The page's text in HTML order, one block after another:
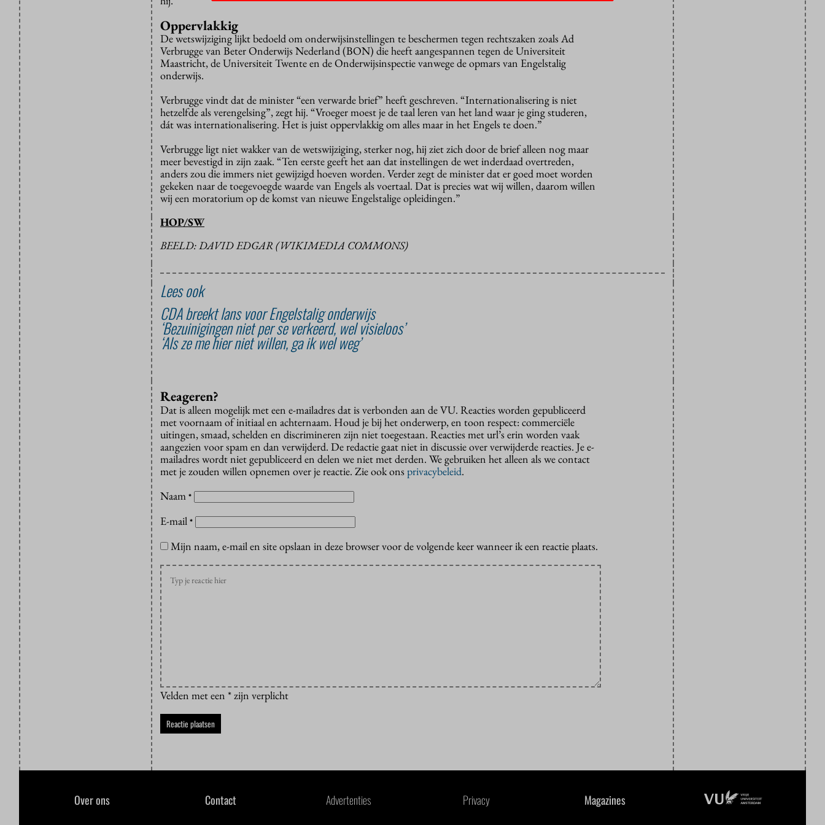
Oppervlakkig
De wetswijziging lijkt bedoeld om onderwijsinstellingen te beschermen tegen rechtszaken zoals Ad
Verbrugge van Beter Onderwijs Nederland (BON) die heeft aangespannen tegen de Universiteit
Maastricht, de Universiteit Twente en de Onderwijsinspectie vanwege de opmars van Engelstalig
onderwijs.
Verbrugge vindt dat de minister “een verwarde brief” heeft geschreven. “Internationalisering is niet
hetzelfde als verengelsing”, zegt hij. “Vroeger moest je de taal leren van het land waar je ging studeren,
dát was internationalisering. Het is juist oppervlakkig om alles maar in het Engels te doen.”
Verbrugge ligt niet wakker van de wetswijziging, sterker nog, hij ziet zich door de brief alleen nog maar
meer bevestigd in zijn zaak. “Ten eerste geeft het aan dat instellingen de wet inderdaad overtreden,
anders zou die immers niet gewijzigd hoeven worden. Verder zegt de minister dat er goed moet worden
gekeken naar de toegevoegde waarde van Engels als voertaal. Dat is precies wat wij willen, daarom willen
wij een moratorium op de komst van nieuwe Engelstalige opleidingen.”
HOP/SW
BEELD: DAVID EDGAR (WIKIMEDIA COMMONS)
Lees ook
CDA breekt lans voor Engelstalig onderwijs
‘Bezuinigingen niet per se verkeerd, wel visieloos’
‘Als ze me hier niet willen, ga ik wel weg’
Reageren?
Dat is alleen mogelijk met een e-mailadres dat is verbonden aan de VU. Reacties worden gepubliceerd
met voornaam of initiaal en achternaam. Houd je bij het onderwerp, en toon respect: commerciële
uitingen, smaad, schelden en discrimineren zijn niet toegestaan. Reacties met url’s erin worden vaak
aangezien voor spam en dan verwijderd. De redactie gaat niet in discussie over verwijderde reacties. Je e-
mailadres wordt niet gepubliceerd en delen we niet met derden. We gebruiken het alleen als we contact
met je zouden willen opnemen over je reactie. Zie ook onsprivacybeleid.
Naam *
E-mail *
Mijn naam, e-mail en site opslaan in deze browser voor de volgende keer wanneer ik een reactie plaats.
Velden met een * zijn verplicht
Over ons Contact Advertenties Privacy Magazines